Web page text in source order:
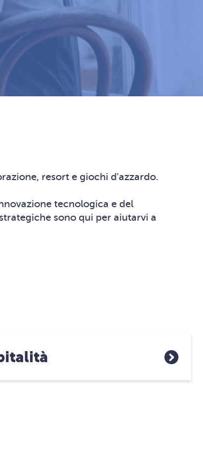
resort e giochi d'azzardo.
tecnologica e del
sono qui per aiutarvi a